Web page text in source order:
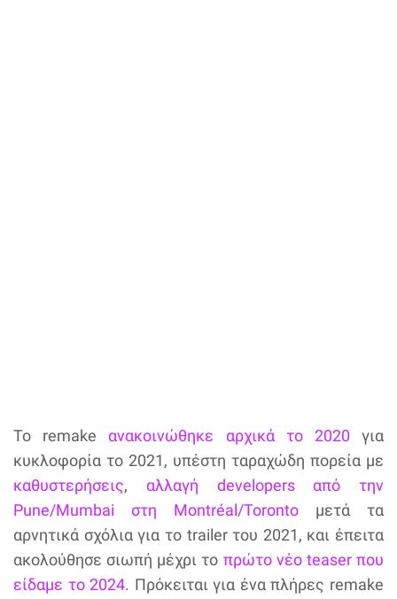
Το remake ανακοινώθηκε αρχικά το 2020 για
κυκλοφορία το 2021, υπέστη ταραχώδη πορεία με
καθυστερήσεις, αλλαγή developers από την
Pune/Mumbai στη Montréal/Toronto μετά τα
αρνητικά σχόλια για το trailer του 2021, και έπειτα
ακολούθησε σιωπή μέχρι το πρώτο νέο teaser που
είδαμε το 2024. Πρόκειται για ένα πλήρες remake